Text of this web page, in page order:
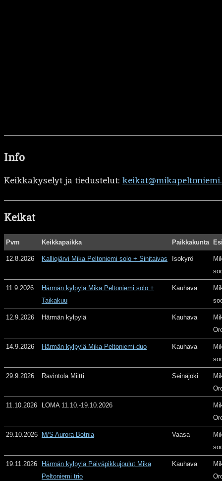
Info
Keikkakyselyt ja tiedustelut:
Keikat
Pvm Keikkapaikka Paikkakunta
12.8.2026 Kalliojärvi Mika Peltoniemi solo + Sinitaivas Isokyrö
11.9.2026
Härmän kylpylä Mika Peltoniemi solo +
Taikakuu
Kauhava
12.9.2026 Härmän kylpylä Kauhava
14.9.2026 Härmän kylpylä Mika Peltoniemi-duo Kauhava
29.9.2026 Ravintola Miitti Seinäjoki
11.10.2026 LOMA 11.10.-19.10.2026
29.10.2026 M/S Aurora Botnia Vaasa
19.11.2026
Härmän kylpylä Päiväpikkujoulut Mika
Peltoniemi trio
Kauhava